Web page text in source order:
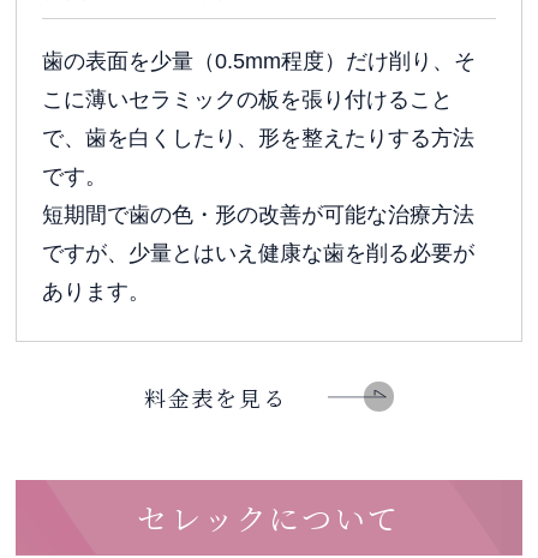
歯の表面を少量（0.5mm程度）だけ削り、そ
こに薄いセラミックの板を張り付けること
で、歯を白くしたり、形を整えたりする方法
です。
短期間で歯の色・形の改善が可能な治療方法
ですが、少量とはいえ健康な歯を削る必要が
あります。
料金表を見る
セレックについて